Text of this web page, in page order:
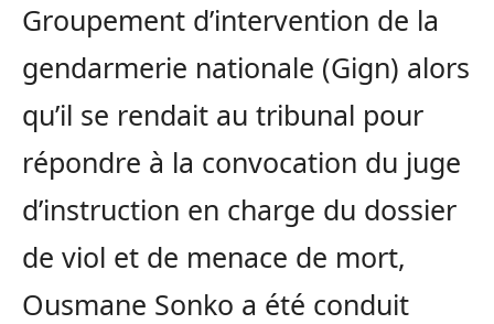
Groupement d’intervention de la
gendarmerie nationale (Gign) alors
qu’il se rendait au tribunal pour
répondre à la convocation du juge
d’instruction en charge du dossier
de viol et de menace de mort,
Ousmane Sonko a été conduit